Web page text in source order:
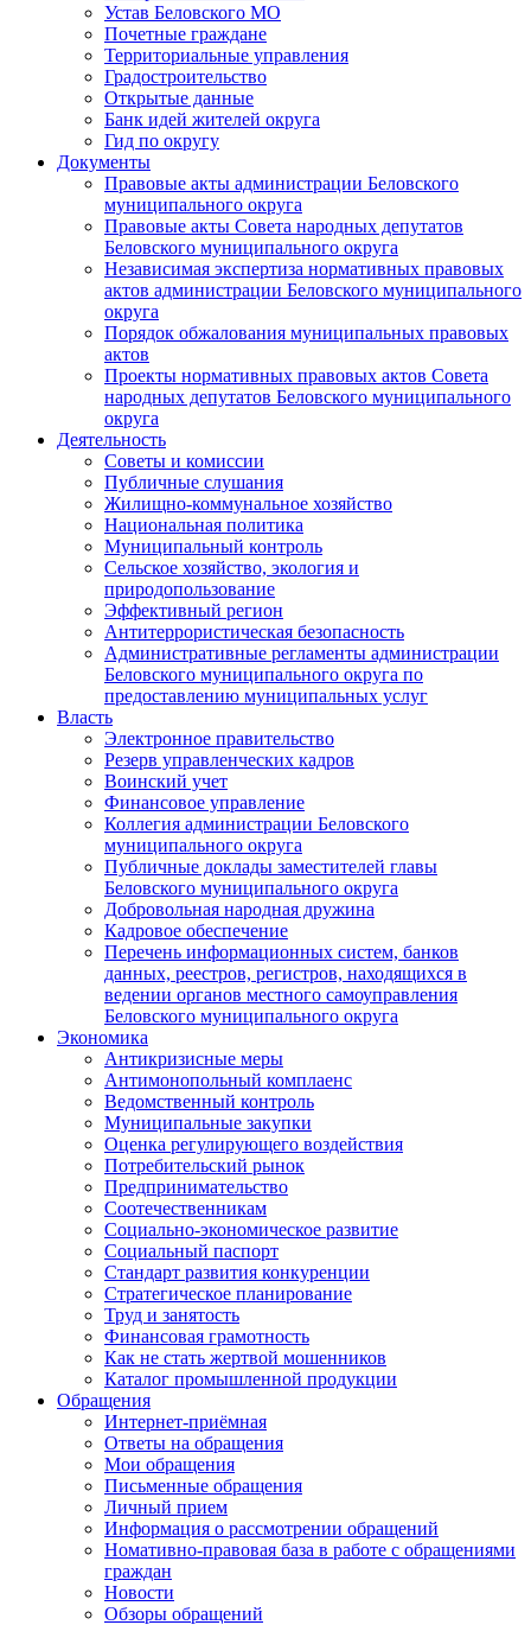
Устав Беловского МО
Почетные граждане
Территориальные управления
Градостроительство
Открытые данные
Банк идей жителей округа
Гид по округу
Документы
Правовые акты администрации Беловского
муниципального округа
Правовые акты Совета народных депутатов
Беловского муниципального округа
Независимая экспертиза нормативных правовых
актов администрации Беловского муниципального
округа
Порядок обжалования муниципальных правовых
актов
Проекты нормативных правовых актов Совета
народных депутатов Беловского муниципального
округа
Деятельность
Советы и комиссии
Публичные слушания
Жилищно-коммунальное хозяйство
Национальная политика
Муниципальный контроль
Сельское хозяйство, экология и
природопользование
Эффективный регион
Антитеррористическая безопасность
Административные регламенты администрации
Беловского муниципального округа по
предоставлению муниципальных услуг
Власть
Электронное правительство
Резерв управленческих кадров
Воинский учет
Финансовое управление
Коллегия администрации Беловского
муниципального округа
Публичные доклады заместителей главы
Беловского муниципального округа
Добровольная народная дружина
Кадровое обеспечение
Перечень информационных систем, банков
данных, реестров, регистров, находящихся в
ведении органов местного самоуправления
Беловского муниципального округа
Экономика
Антикризисные меры
Антимонопольный комплаенс
Ведомственный контроль
Муниципальные закупки
Оценка регулирующего воздействия
Потребительский рынок
Предпринимательство
Соотечественникам
Социально-экономическое развитие
Социальный паспорт
Стандарт развития конкуренции
Стратегическое планирование
Труд и занятость
Финансовая грамотность
Как не стать жертвой мошенников
Каталог промышленной продукции
Обращения
Интернет-приёмная
Ответы на обращения
Мои обращения
Письменные обращения
Личный прием
Информация о рассмотрении обращений
Номативно-правовая база в работе с обращениями
граждан
Новости
Обзоры обращений